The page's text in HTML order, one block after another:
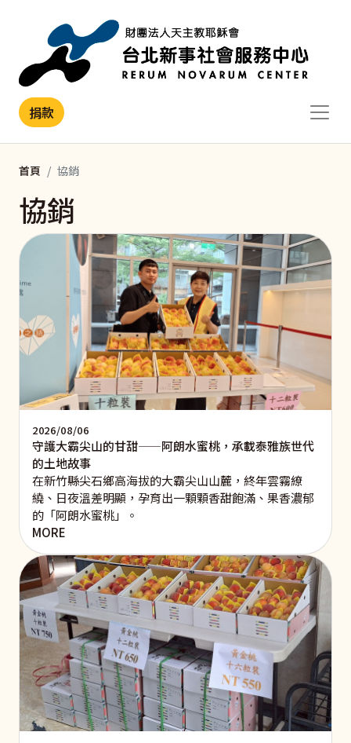
捐款
首頁 協銷
協銷
2026/08/06
守護大霸尖山的甘甜——阿朗水蜜桃，承載泰雅族世代
的土地故事
在新竹縣尖石鄉高海拔的大霸尖山山麓，終年雲霧繚
繞、日夜溫差明顯，孕育出一顆顆香甜飽滿、果香濃郁
的「阿朗水蜜桃」。
MORE